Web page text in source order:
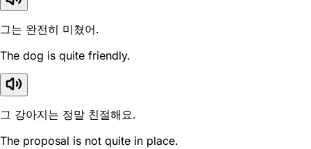
그는 완전히 미쳤어.
The dog is quite friendly.
그 강아지는 정말 친절해요.
The proposal is not quite in place.